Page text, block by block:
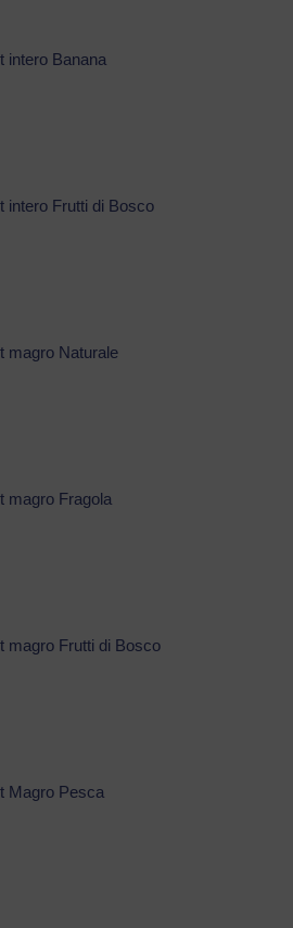
intero Banana
intero Frutti di Bosco
magro Naturale
magro Fragola
magro Frutti di Bosco
Magro Pesca